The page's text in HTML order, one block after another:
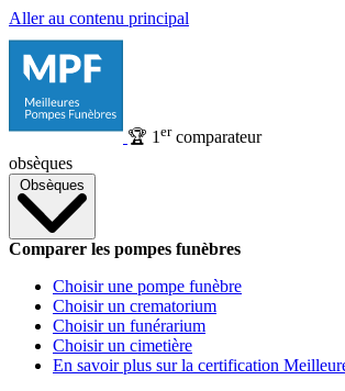
Aller au contenu principal
🏆 1 ercomparateur
obsèques
Obsèques
Comparer les pompes funèbres
Choisir une pompe funèbre
Choisir un crematorium
Choisir un funérarium
Choisir un cimetière
En savoir plus sur la certification